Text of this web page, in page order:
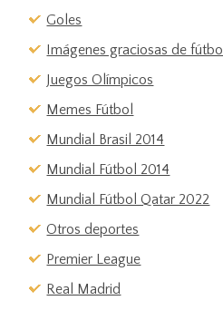
Goles
Imágenes graciosas de fútbol
Juegos Olímpicos
Memes Fútbol
Mundial Brasil 2014
Mundial Fútbol 2014
Mundial Fútbol Qatar 2022
Otros deportes
Premier League
Real Madrid